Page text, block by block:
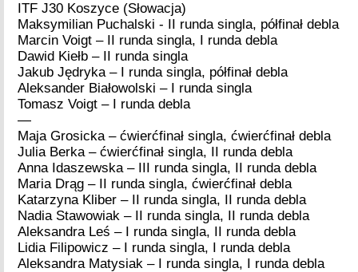
ITF J30 Koszyce (Słowacja)
Maksymilian Puchalski - II runda singla, półfinał debla
Marcin Voigt – II runda singla, I runda debla
Dawid Kiełb – II runda singla
Jakub Jędryka – I runda singla, półfinał debla
Aleksander Białowolski – I runda singla
Tomasz Voigt – I runda debla
—
Maja Grosicka – ćwierćfinał singla, ćwierćfinał debla
Julia Berka – ćwierćfinał singla, II runda debla
Anna Idaszewska – III runda singla, II runda debla
Maria Drąg – II runda singla, ćwierćfinał debla
Katarzyna Kliber – II runda singla, II runda debla
Nadia Stawowiak – II runda singla, II runda debla
Aleksandra Leś – I runda singla, II runda debla
Lidia Filipowicz – I runda singla, I runda debla
Aleksandra Matysiak – I runda singla, I runda debla